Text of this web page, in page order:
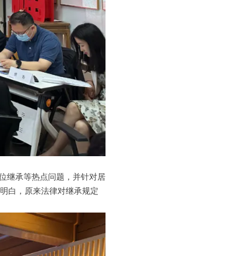
继承等热点问题，并针对居
白，原来法律对继承规定